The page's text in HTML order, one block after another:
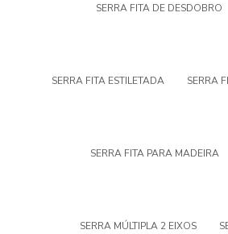
SERRA FITA DE DESDOBRO
SERRA FITA ESTILETADA SERRA
SERRA FITA PARA MADEIRA
SERRA MÚLTIPLA 2 EIXOS